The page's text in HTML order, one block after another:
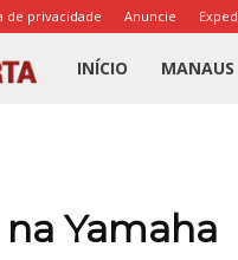
de privacidade Anuncie
Portal
Alerta
INÍCIO MANAUS
Yamaha